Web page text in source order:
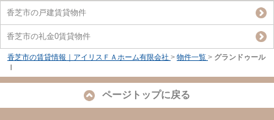
香芝市の戸建賃貸物件
香芝市の礼金0賃貸物件
香芝市の賃貸情報｜アイリスＦＡホーム有限会社 > 物件一覧 > グランドゥール
ページトップに戻る